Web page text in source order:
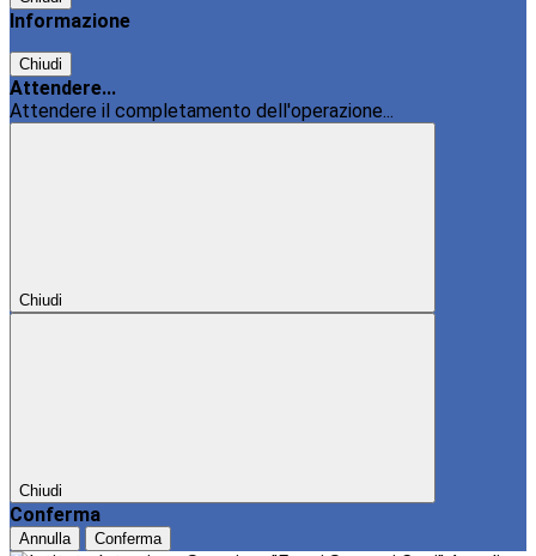
Informazione
Chiudi
Attendere...
Attendere il completamento dell'operazione...
Chiudi
Chiudi
Conferma
Annulla Conferma